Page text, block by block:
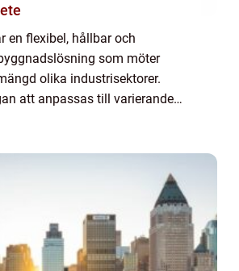
en flexibel, hållbar och
som möter
olika industrisektorer.
att anpassas till varierande